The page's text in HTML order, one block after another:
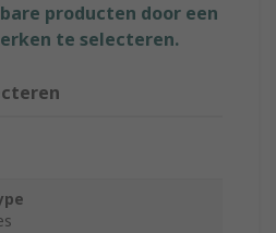
producten door een
te selecteren.